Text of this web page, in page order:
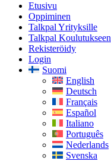
Etusivu
Oppiminen
Talkpal Yrityksille
Talkpal Koulutukseen
Rekisteröidy
Login
Suomi
English
Deutsch
Français
Español
Italiano
Português
Nederlands
Svenska